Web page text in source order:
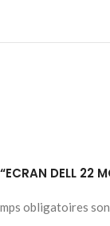
DELL 22
obligatoires